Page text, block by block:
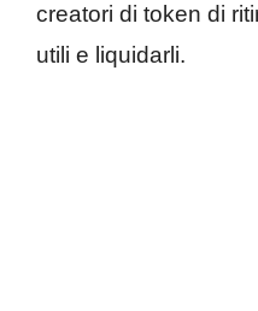
creatori di token di
utili e liquidarli.